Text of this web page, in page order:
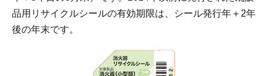
品用リサイクルシールの有効期限は、シール発行年＋2年
後の年末です。